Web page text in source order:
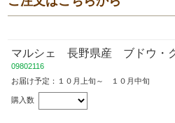
マルシェ 長野県産 ブドウ・
09802116
お届け予定：１０月上旬～ １０月中旬
購入数